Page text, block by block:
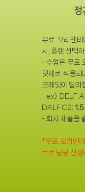
정
무료 오리엔
시, 플랜 선택
- 수업은 무료
딧제로 적용되
크레딧이 달라
ex) DELF
DALF C2: 1.5
- 회사 제출용
​*무료 오리엔
료로 담당 선